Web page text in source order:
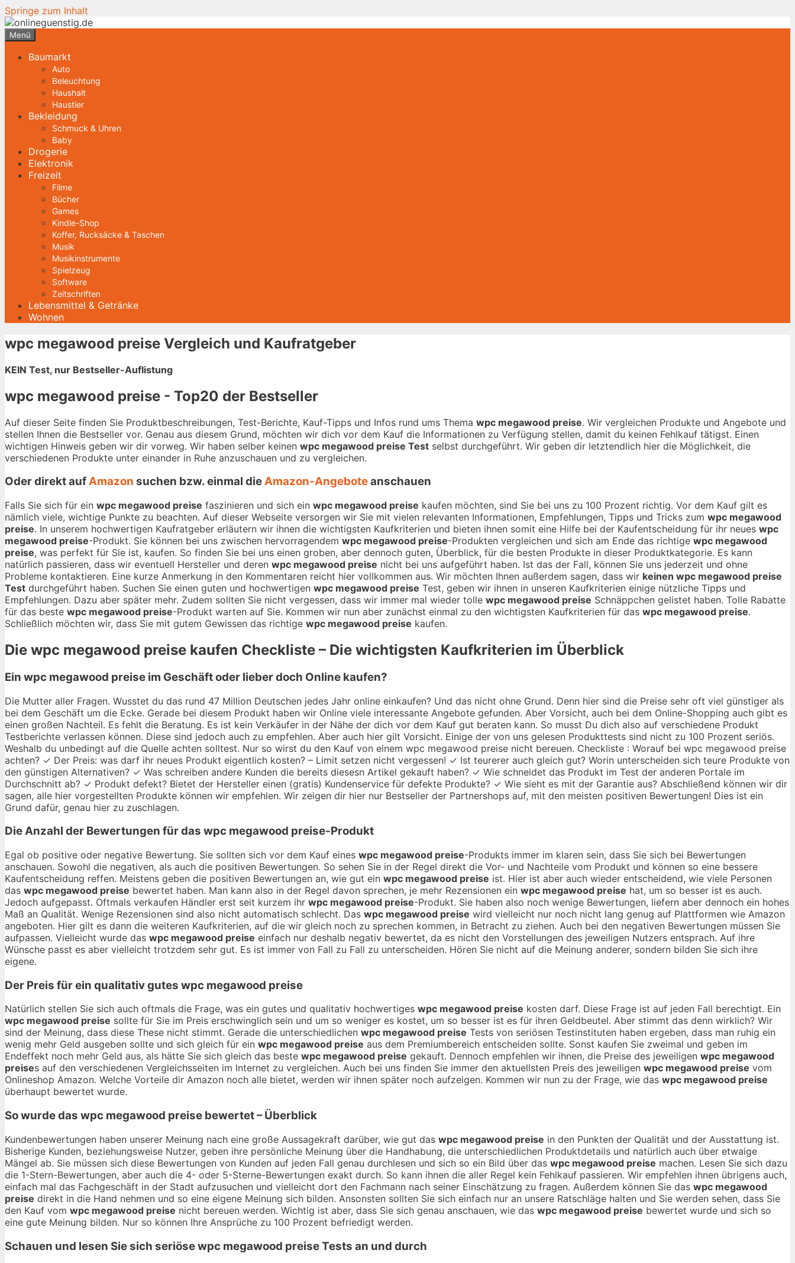
Springe zum Inhalt
Menü
Baumarkt
Auto
Beleuchtung
Haushalt
Haustier
Bekleidung
Schmuck & Uhren
Baby
Drogerie
Elektronik
Freizeit
Filme
Bücher
Games
Kindle-Shop
Koffer, Rucksäcke & Taschen
Musik
Musikinstrumente
Spielzeug
Software
Zeitschriften
Lebensmittel & Getränke
Wohnen
wpc megawood preise Vergleich und Kaufratgeber
KEIN Test, nur Bestseller-Auflistung
wpc megawood preise - Top20 der Bestseller
Auf dieser Seite finden Sie Produktbeschreibungen, Test-Berichte, Kauf-Tipps und Infos rund ums Thema wpc megawood preise. Wir vergleichen Produkte und Angebote und
stellen Ihnen die Bestseller vor. Genau aus diesem Grund, möchten wir dich vor dem Kauf die Informationen zu Verfügung stellen, damit du keinen Fehlkauf tätigst. Einen
wichtigen Hinweis geben wir dir vorweg. Wir haben selber keinen wpc megawood preise Test selbst durchgeführt. Wir geben dir letztendlich hier die Möglichkeit, die
verschiedenen Produkte unter einander in Ruhe anzuschauen und zu vergleichen.
Oder direkt aufAmazon suchen bzw. einmal dieAmazon-Angeboteanschauen
Falls Sie sich für ein wpc megawood preise faszinieren und sich ein wpc megawood preise kaufen möchten, sind Sie bei uns zu 100 Prozent richtig. Vor dem Kauf gilt es
nämlich viele, wichtige Punkte zu beachten. Auf dieser Webseite versorgen wir Sie mit vielen relevanten Informationen, Empfehlungen, Tipps und Tricks zum wpc megawood
preise. In unserem hochwertigen Kaufratgeber erläutern wir ihnen die wichtigsten Kaufkriterien und bieten ihnen somit eine Hilfe bei der Kaufentscheidung für ihr neues wpc
megawood preise-Produkt. Sie können bei uns zwischen hervorragendem wpc megawood preise-Produkten vergleichen und sich am Ende das richtige wpc megawood
preise, was perfekt für Sie ist, kaufen. So finden Sie bei uns einen groben, aber dennoch guten, Überblick, für die besten Produkte in dieser Produktkategorie. Es kann
natürlich passieren, dass wir eventuell Hersteller und deren wpc megawood preise nicht bei uns aufgeführt haben. Ist das der Fall, können Sie uns jederzeit und ohne
Probleme kontaktieren. Eine kurze Anmerkung in den Kommentaren reicht hier vollkommen aus. Wir möchten Ihnen außerdem sagen, dass wir keinen wpc megawood preise
Test durchgeführt haben. Suchen Sie einen guten und hochwertigen wpc megawood preise Test, geben wir ihnen in unseren Kaufkriterien einige nützliche Tipps und
Empfehlungen. Dazu aber später mehr. Zudem sollten Sie nicht vergessen, dass wir immer mal wieder tolle wpc megawood preise Schnäppchen gelistet haben. Tolle Rabatte
für das beste wpc megawood preise-Produkt warten auf Sie. Kommen wir nun aber zunächst einmal zu den wichtigsten Kaufkriterien für das wpc megawood preise.
Schließlich möchten wir, dass Sie mit gutem Gewissen das richtige wpc megawood preise kaufen.
Die wpc megawood preise kaufen Checkliste – Die wichtigsten Kaufkriterien im Überblick
Ein wpc megawood preise im Geschäft oder lieber doch Online kaufen?
Die Mutter aller Fragen. Wusstet du das rund 47 Million Deutschen jedes Jahr online einkaufen? Und das nicht ohne Grund. Denn hier sind die Preise sehr oft viel günstiger als
bei dem Geschäft um die Ecke. Gerade bei diesem Produkt haben wir Online viele interessante Angebote gefunden. Aber Vorsicht, auch bei dem Online-Shopping auch gibt es
einen großen Nachteil. Es fehlt die Beratung. Es ist kein Verkäufer in der Nähe der dich vor dem Kauf gut beraten kann. So musst Du dich also auf verschiedene Produkt
Testberichte verlassen können. Diese sind jedoch auch zu empfehlen. Aber auch hier gilt Vorsicht. Einige der von uns gelesen Produkttests sind nicht zu 100 Prozent seriös.
Weshalb du unbedingt auf die Quelle achten solltest. Nur so wirst du den Kauf von einem wpc megawood preise nicht bereuen. Checkliste : Worauf bei wpc megawood preise
achten? ✓ Der Preis: was darf ihr neues Produkt eigentlich kosten? – Limit setzen nicht vergessen! ✓ Ist teurerer auch gleich gut? Worin unterscheiden sich teure Produkte von
den günstigen Alternativen? ✓ Was schreiben andere Kunden die bereits diesesn Artikel gekauft haben? ✓ Wie schneidet das Produkt im Test der anderen Portale im
Durchschnitt ab? ✓ Produkt defekt? Bietet der Hersteller einen (gratis) Kundenservice für defekte Produkte? ✓ Wie sieht es mit der Garantie aus? Abschließend können wir dir
sagen, alle hier vorgestellten Produkte können wir empfehlen. Wir zeigen dir hier nur Bestseller der Partnershops auf, mit den meisten positiven Bewertungen! Dies ist ein
Grund dafür, genau hier zu zuschlagen.
Die Anzahl der Bewertungen für das wpc megawood preise-Produkt
Egal ob positive oder negative Bewertung. Sie sollten sich vor dem Kauf eines wpc megawood preise-Produkts immer im klaren sein, dass Sie sich bei Bewertungen
anschauen. Sowohl die negativen, als auch die positiven Bewertungen. So sehen Sie in der Regel direkt die Vor- und Nachteile vom Produkt und können so eine bessere
Kaufentscheidung reffen. Meistens geben die positiven Bewertungen an, wie gut ein wpc megawood preise ist. Hier ist aber auch wieder entscheidend, wie viele Personen
das wpc megawood preise bewertet haben. Man kann also in der Regel davon sprechen, je mehr Rezensionen ein wpc megawood preise hat, um so besser ist es auch.
Jedoch aufgepasst. Oftmals verkaufen Händler erst seit kurzem ihr wpc megawood preise-Produkt. Sie haben also noch wenige Bewertungen, liefern aber dennoch ein hohes
Maß an Qualität. Wenige Rezensionen sind also nicht automatisch schlecht. Das wpc megawood preise wird vielleicht nur noch nicht lang genug auf Plattformen wie Amazon
angeboten. Hier gilt es dann die weiteren Kaufkriterien, auf die wir gleich noch zu sprechen kommen, in Betracht zu ziehen. Auch bei den negativen Bewertungen müssen Sie
aufpassen. Vielleicht wurde das wpc megawood preise einfach nur deshalb negativ bewertet, da es nicht den Vorstellungen des jeweiligen Nutzers entsprach. Auf ihre
Wünsche passt es aber vielleicht trotzdem sehr gut. Es ist immer von Fall zu Fall zu unterscheiden. Hören Sie nicht auf die Meinung anderer, sondern bilden Sie sich ihre
eigene.
Der Preis für ein qualitativ gutes wpc megawood preise
Natürlich stellen Sie sich auch oftmals die Frage, was ein gutes und qualitativ hochwertiges wpc megawood preise kosten darf. Diese Frage ist auf jeden Fall berechtigt. Ein
wpc megawood preise sollte für Sie im Preis erschwinglich sein und um so weniger es kostet, um so besser ist es für ihren Geldbeutel. Aber stimmt das denn wirklich? Wir
sind der Meinung, dass diese These nicht stimmt. Gerade die unterschiedlichen wpc megawood preise Tests von seriösen Testinstituten haben ergeben, dass man ruhig ein
wenig mehr Geld ausgeben sollte und sich gleich für ein wpc megawood preise aus dem Premiumbereich entscheiden sollte. Sonst kaufen Sie zweimal und geben im
Endeffekt noch mehr Geld aus, als hätte Sie sich gleich das beste wpc megawood preise gekauft. Dennoch empfehlen wir ihnen, die Preise des jeweiligen wpc megawood
preises auf den verschiedenen Vergleichsseiten im Internet zu vergleichen. Auch bei uns finden Sie immer den aktuellsten Preis des jeweiligen wpc megawood preise vom
Onlineshop Amazon. Welche Vorteile dir Amazon noch alle bietet, werden wir ihnen später noch aufzeigen. Kommen wir nun zu der Frage, wie das wpc megawood preise
überhaupt bewertet wurde.
So wurde das wpc megawood preise bewertet – Überblick
Kundenbewertungen haben unserer Meinung nach eine große Aussagekraft darüber, wie gut das wpc megawood preise in den Punkten der Qualität und der Ausstattung ist.
Bisherige Kunden, beziehungsweise Nutzer, geben ihre persönliche Meinung über die Handhabung, die unterschiedlichen Produktdetails und natürlich auch über etwaige
Mängel ab. Sie müssen sich diese Bewertungen von Kunden auf jeden Fall genau durchlesen und sich so ein Bild über das wpc megawood preise machen. Lesen Sie sich dazu
die 1-Stern-Bewertungen, aber auch die 4- oder 5-Sterne-Bewertungen exakt durch. So kann ihnen die aller Regel kein Fehlkauf passieren. Wir empfehlen ihnen übrigens auch,
einfach mal das Fachgeschäft in der Stadt aufzusuchen und vielleicht dort den Fachmann nach seiner Einschätzung zu fragen. Außerdem können Sie das wpc megawood
preise direkt in die Hand nehmen und so eine eigene Meinung sich bilden. Ansonsten sollten Sie sich einfach nur an unsere Ratschläge halten und Sie werden sehen, dass Sie
den Kauf vom wpc megawood preise nicht bereuen werden. Wichtig ist aber, dass Sie sich genau anschauen, wie das wpc megawood preise bewertet wurde und sich so
eine gute Meinung bilden. Nur so können Ihre Ansprüche zu 100 Prozent befriedigt werden.
Schauen und lesen Sie sich seriösewpc megawood preiseTests an und durch